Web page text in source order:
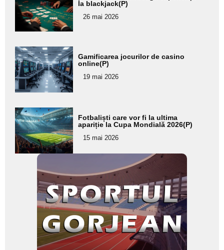
pentru
subtitlu
la blackjack(P)
26 mai 2026
Adaugă
aici textul
pentru
subtitlu
Gamificarea jocurilor de casino
online(P)
19 mai 2026
Adaugă
aici textul
pentru
subtitlu
Fotbaliști care vor fi la ultima
apariție la Cupa Mondială 2026(P)
15 mai 2026